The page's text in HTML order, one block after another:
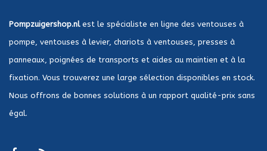
Pompzuigershop.nlest le spécialiste en ligne des ventouses à
pompe, ventouses à levier, chariots à ventouses, presses à
panneaux, poignées de transports et aides au maintien et à la
fixation. Vous trouverez une large sélection disponibles en stock.
Nous offrons de bonnes solutions à un rapport qualité-prix sans
égal.